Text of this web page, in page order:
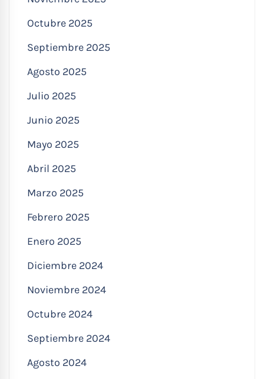
Octubre 2025
Septiembre 2025
Agosto 2025
Julio 2025
Junio 2025
Mayo 2025
Abril 2025
Marzo 2025
Febrero 2025
Enero 2025
Diciembre 2024
Noviembre 2024
Octubre 2024
Septiembre 2024
Agosto 2024